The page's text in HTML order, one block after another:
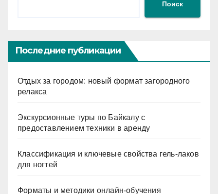
Поиск
Последние публикации
Отдых за городом: новый формат загородного
релакса
Экскурсионные туры по Байкалу с
предоставлением техники в аренду
Классификация и ключевые свойства гель-лаков
для ногтей
Форматы и методики онлайн-обучения